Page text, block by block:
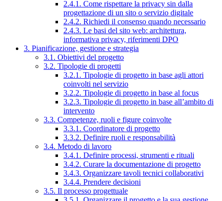
2.4.1. Come rispettare la privacy sin dalla
progettazione di un sito o servizio digitale
2.4.2. Richiedi il consenso quando necessario
2.4.3. Le basi del sito web: architettura,
informativa privacy, riferimenti DPO
3. Pianificazione, gestione e strategia
3.1. Obiettivi del progetto
3.2. Tipologie di progetti
3.2.1. Tipologie di progetto in base agli attori
coinvolti nel servizio
3.2.2. Tipologie di progetto in base al focus
3.2.3. Tipologie di progetto in base all’ambito di
intervento
3.3. Competenze, ruoli e figure coinvolte
3.3.1. Coordinatore di progetto
3.3.2. Definire ruoli e responsabilità
3.4. Metodo di lavoro
3.4.1. Definire processi, strumenti e rituali
3.4.2. Curare la documentazione di progetto
3.4.3. Organizzare tavoli tecnici collaborativi
3.4.4. Prendere decisioni
3.5. Il processo progettuale